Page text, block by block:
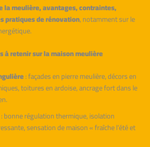
la meulière, avantages, contraintes,
pratiques de rénovation, notamment sur le
à retenir sur la maison meulière
: façades en pierre meulière, décors en
toitures en ardoise, ancrage fort dans le
: bonne régulation thermique, isolation
sensation de maison « fraîche l’été et